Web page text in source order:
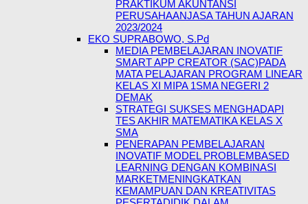
PRAKTIKUM AKUNTANSI
PERUSAHAANJASA TAHUN AJARAN
2023/2024
EKO SUPRABOWO, S.Pd
MEDIA PEMBELAJARAN INOVATIF
SMART APP CREATOR (SAC)PADA
MATA PELAJARAN PROGRAM LINEAR
KELAS XI MIPA 1SMA NEGERI 2
DEMAK
STRATEGI SUKSES MENGHADAPI
TES AKHIR MATEMATIKA KELAS X
SMA
PENERAPAN PEMBELAJARAN
INOVATIF MODEL PROBLEMBASED
LEARNING DENGAN KOMBINASI
MARKETMENINGKATKAN
KEMAMPUAN DAN KREATIVITAS